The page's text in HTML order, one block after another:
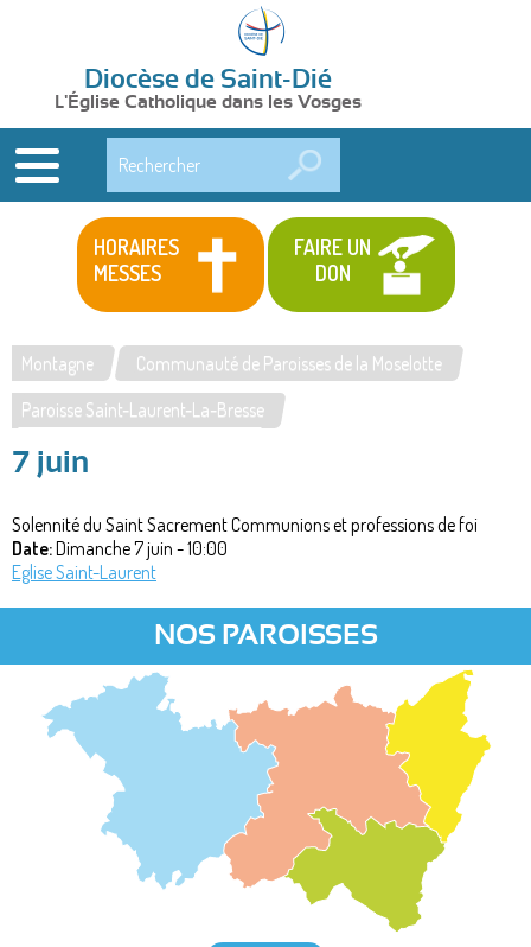
Diocèse de Saint-Dié
L'Église Catholique dans les Vosges
HORAIRES
MESSES
FAIRE UN
DON
Vous
êtes
ici
Montagne
Communauté de Paroisses de la Moselotte
Paroisse Saint-Laurent-La-Bresse
7 juin
Solennité du Saint Sacrement Communions et professions de foi
Date:Dimanche 7 juin - 10:00
Eglise Saint-Laurent
NOS PAROISSES